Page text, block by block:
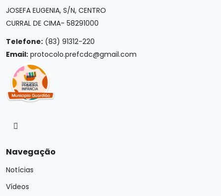
JOSEFA EUGENIA, S/N, CENTRO
CURRAL DE CIMA- 58291000
Telefone: (83) 91312-220
Email: protocolo.prefcdc@gmail.com
Navegação
Notícias
Vídeos